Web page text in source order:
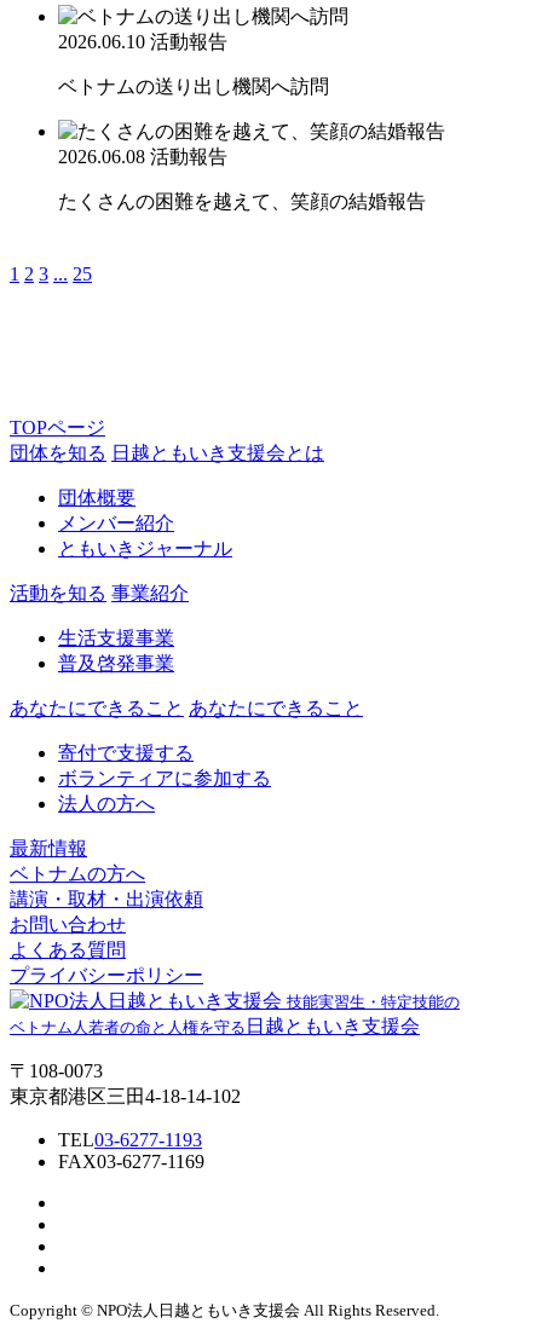
2026.06.10 活動報告
ベトナムの送り出し機関へ訪問
2026.06.08 活動報告
たくさんの困難を越えて、笑顔の結婚報告
1 2 3 ... 25
TOPページ
団体を知る 日越ともいき支援会とは
団体概要
メンバー紹介
ともいきジャーナル
活動を知る 事業紹介
生活支援事業
普及啓発事業
あなたにできること あなたにできること
寄付で支援する
ボランティアに参加する
法人の方へ
最新情報
ベトナムの方へ
講演・取材・出演依頼
お問い合わせ
よくある質問
プライバシーポリシー
技能実習生・特定技能の
ベトナム人若者の命と人権を守る 日越ともいき支援会
〒108-0073
東京都港区三田4-18-14-102
TEL03-6277-1193
FAX03-6277-1169
Copyright © NPO法⼈⽇越ともいき⽀援会 All Rights Reserved.